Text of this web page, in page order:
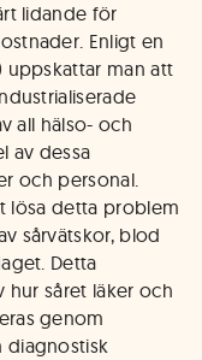
lidande för
Enligt en
uppskattar man att
all hälso- och
av dessa
och personal.
lösa detta problem
sårvätskor, blod
Detta
såret läker och
genom
diagnostisk